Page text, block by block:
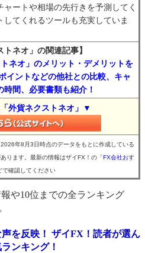
ートや相場の先行きを予測してく
てくれるツールも充実していま
トネオ」の関連記事】
ネオ」のメリット・デメリットを
イントなどの他社との比較、キャ
間、必要書類も紹介！
外貨ネクストネオ」▼
年8月3日時点のデータをもとに作成している
ります。最新の情報はザイFX！の 「FX会社おす
で確認してください
や10位までの全ランキング
を反映！ ザイFX！読者が選ん
ンキング！